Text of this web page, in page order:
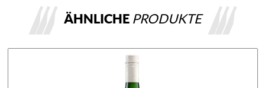
ÄHNLICHE PRODUKTE